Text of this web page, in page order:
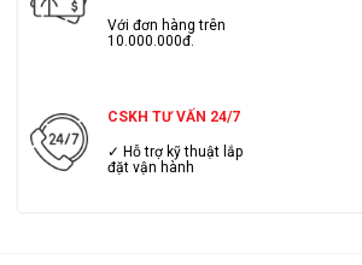
Với đơn hàng trên
10.000.000đ.
CSKH TƯ VẤN 24/7
✓ Hỗ trợ kỹ thuật lắp
đặt vận hành